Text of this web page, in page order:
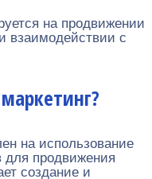
на продвижении
взаимодействии с
на использование
для продвижения
создание и